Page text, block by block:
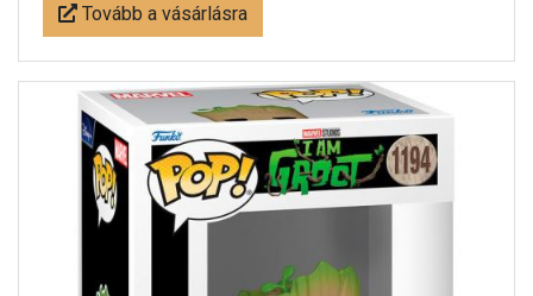
Tovább a vásárlásra